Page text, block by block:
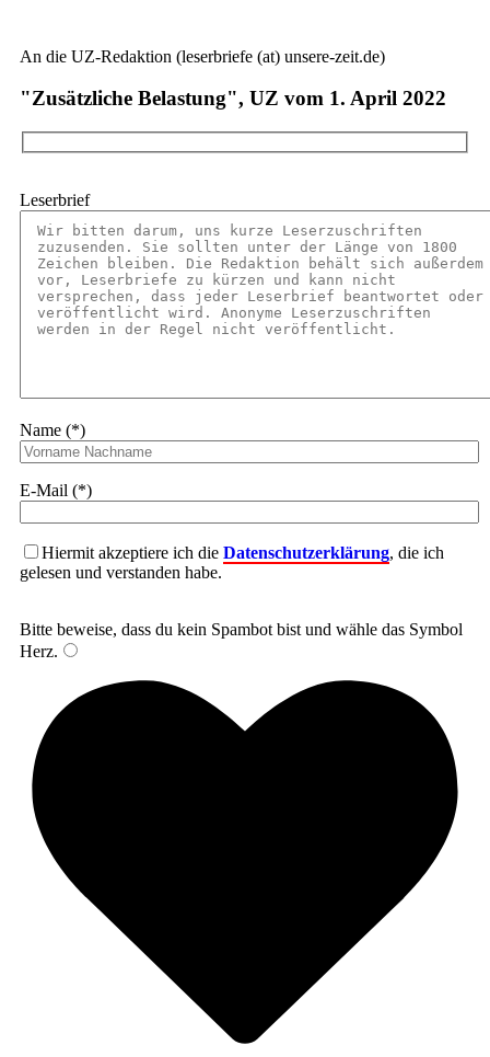
An die UZ-Redaktion (leserbriefe (at) unsere-zeit.de)
"Zusätzliche Belastung", UZ vom 1. April 2022
Leserbrief
Name (*)
E-Mail (*)
Hiermit akzeptiere ich die Datenschutzerklärung, die ich
gelesen und verstanden habe.
Bitte beweise, dass du kein Spambot bist und wähle das Symbol
Herz.